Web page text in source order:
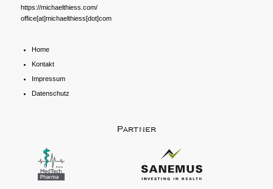
https://michaelthiess.com/
office[at]michaelthiess[dot]com
Home
Kontakt
Impressum
Datenschutz
Partner